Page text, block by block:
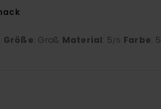
Größe: Groß Material: 5/5 Farbe: 5